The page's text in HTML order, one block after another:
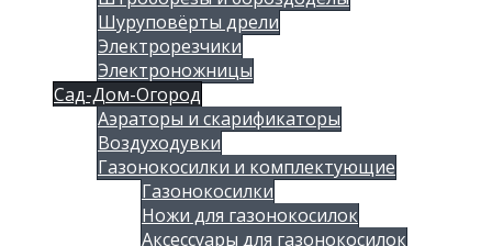
Шуруповёрты дрели
Электрорезчики
Электроножницы
Сад-Дом-Огород
Аэраторы и скарификаторы
Воздуходувки
Газонокосилки и комплектующие
Газонокосилки
Ножи для газонокосилок
Аксессуары для газонокосилок